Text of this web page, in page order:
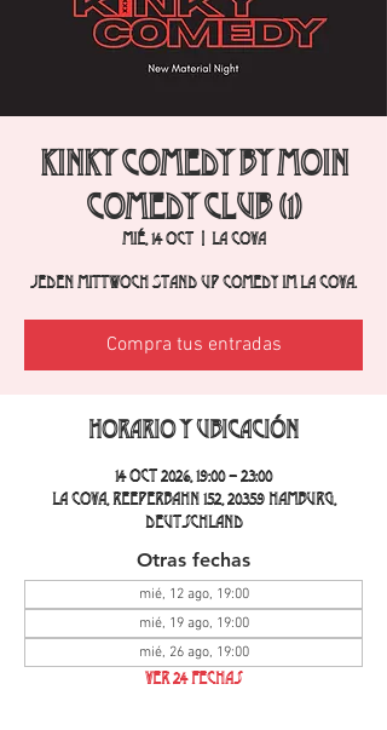
Kinky Comedy by Moin
Comedy Club (1)
mié, 14 oct
  |
La Cova
Jeden Mittwoch Stand Up Comedy im La Cova.
Compra tus entradas
Horario y ubicación
14 oct 2026, 19:00 – 23:00
La Cova, Reeperbahn 152, 20359 Hamburg,
Deutschland
Otras fechas
mié, 12 ago, 19:00
mié, 19 ago, 19:00
mié, 26 ago, 19:00
Ver 24 fechas